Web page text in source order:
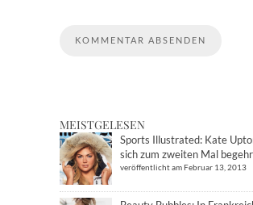
MEISTGELESEN
Sports Illustrated: Kate
sich zum zweiten Mal
veröffentlicht am Februar 13, 2013